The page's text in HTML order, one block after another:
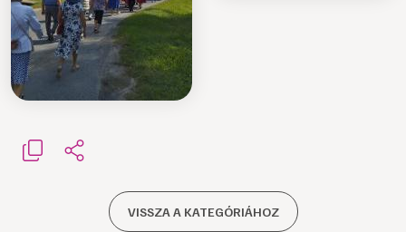
VISSZA A KATEGÓRIÁHOZ